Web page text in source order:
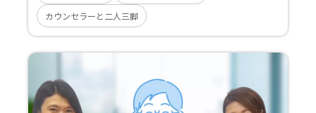
カウンセラーと二人三脚